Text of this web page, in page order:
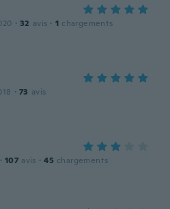
· 32 avis · 1 chargements
· 73 avis
· 107 avis · 45 chargements